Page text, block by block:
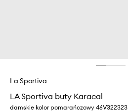
La Sportiva
LA Sportiva buty Karacal
damskie kolor pomarańczowy 46V322323